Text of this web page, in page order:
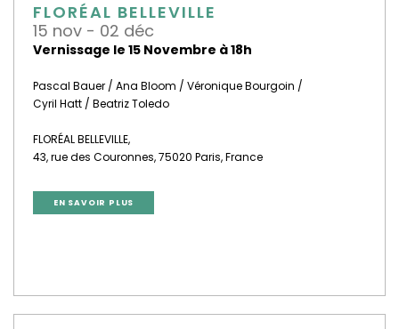
FLORÉAL BELLEVILLE
15 nov - 02 déc
Vernissage le 15 Novembre à 18h
Pascal Bauer / Ana Bloom / Véronique Bourgoin /
Cyril Hatt / Beatriz Toledo
FLORÉAL BELLEVILLE,
43, rue des Couronnes, 75020 Paris, France
EN SAVOIR PLUS